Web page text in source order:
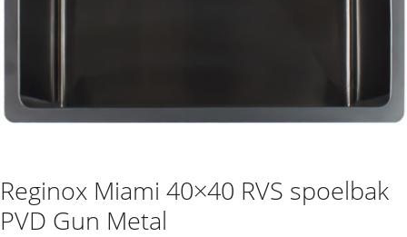
Reginox Miami 40×40 RVS spoelbak
PVD Gun Metal